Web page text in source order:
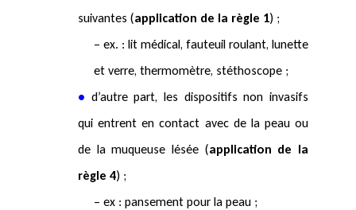
suivantes (application de la règle 1) ;
– ex. : lit médical, fauteuil roulant, lunette
et verre, thermomètre, stéthoscope ;
• d’autre part, les dispositifs non invasifs
qui entrent en contact avec de la peau ou
de la muqueuse lésée (application de la
règle 4) ;
– ex : pansement pour la peau ;